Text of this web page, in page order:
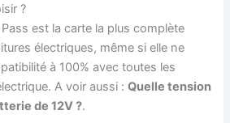
?
est la carte la plus complète
électriques, même si elle ne
à 100% avec toutes les
A voir aussi :Quelle tension
de 12V ?.